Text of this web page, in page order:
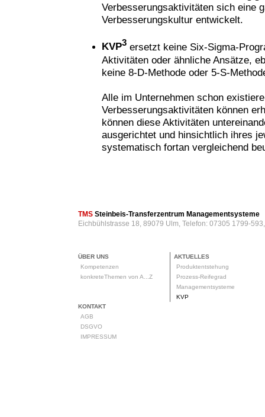
Verbesserungsaktivitäten sich eine
Verbesserungskultur entwickelt.
KVP3 ersetzt keine Six-Sigma-
Aktivitäten oder ähnliche Ansätze,
keine 8-D-Methode oder 5-S-
Alle im Unternehmen schon
Verbesserungsaktivitäten können
können diese Aktivitäten
ausgerichtet und hinsichtlich ihres
systematisch fortan vergleichend
TMS Steinbeis-Transferzentrum Managementsysteme
Eichbühlstrasse 18, 89079 Ulm, Telefon: 07305 1799-
ÜBER UNS
Kompetenzen
konkreteThemen von A...Z
AKTUELLES
Produktentstehung
Prozess-Reifegrad
Managementsysteme
KVP
KONTAKT
AGB
DSGVO
IMPRESSUM